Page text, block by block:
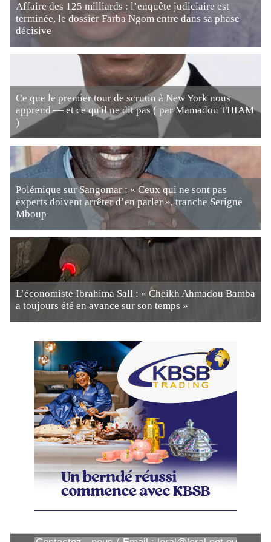
Affaire des 125 milliards : l’enquête judiciaire est
terminée, le dossier Farba Ngom entre dans sa phase
décisive
Ce que le premier tour de scrutin à New York nous
apprend — et ce qu'il ne dit pas ( par Mamadou THIAM
)
Polémique sur Sangomar : « Ceux qui ne sont pas
experts doivent arrêter d’en parler », tranche Serigne
Mboup
L’économiste Ibrahima Sall : « Cheikh Ahmadou Bamba
a toujours été en avance sur son temps »